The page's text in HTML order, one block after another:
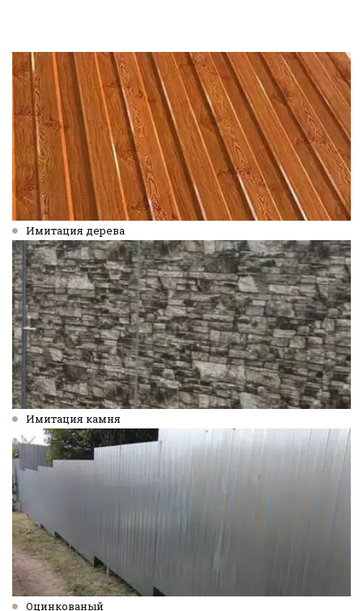
Имитация дерева
Имитация камня
Оцинкованый